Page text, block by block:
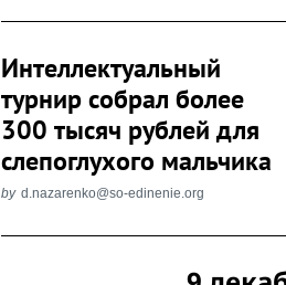
Интеллектуальный
турнир собрал более
300 тысяч рублей для
слепоглухого мальчика
by d.nazarenko@so-edinenie.org